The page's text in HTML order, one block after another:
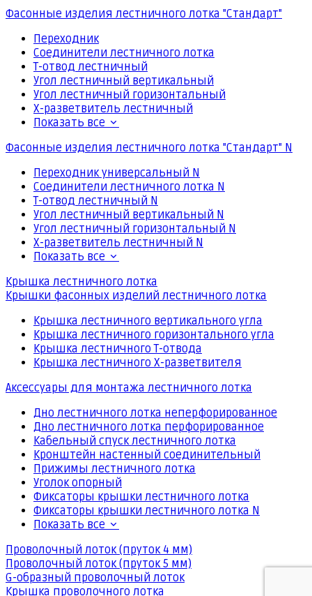
Фасонные изделия лестничного лотка "Стандарт"
Переходник
Соединители лестничного лотка
Т-отвод лестничный
Угол лестничный вертикальный
Угол лестничный горизонтальный
Х-разветвитель лестничный
Показать все
Фасонные изделия лестничного лотка "Стандарт" N
Переходник универсальный N
Соединители лестничного лотка N
Т-отвод лестничный N
Угол лестничный вертикальный N
Угол лестничный горизонтальный N
Х-разветвитель лестничный N
Показать все
Крышка лестничного лотка
Крышки фасонных изделий лестничного лотка
Крышка лестничного вертикального угла
Крышка лестничного горизонтального угла
Крышка лестничного Т-отвода
Крышка лестничного Х-разветвителя
Аксессуары для монтажа лестничного лотка
Дно лестничного лотка неперфорированное
Дно лестничного лотка перфорированное
Кабельный спуск лестничного лотка
Кронштейн настенный соединительный
Прижимы лестничного лотка
Уголок опорный
Фиксаторы крышки лестничного лотка
Фиксаторы крышки лестничного лотка N
Показать все
Проволочный лоток (пруток 4 мм)
Проволочный лоток (пруток 5 мм)
G-образный проволочный лоток
Крышка проволочного лотка